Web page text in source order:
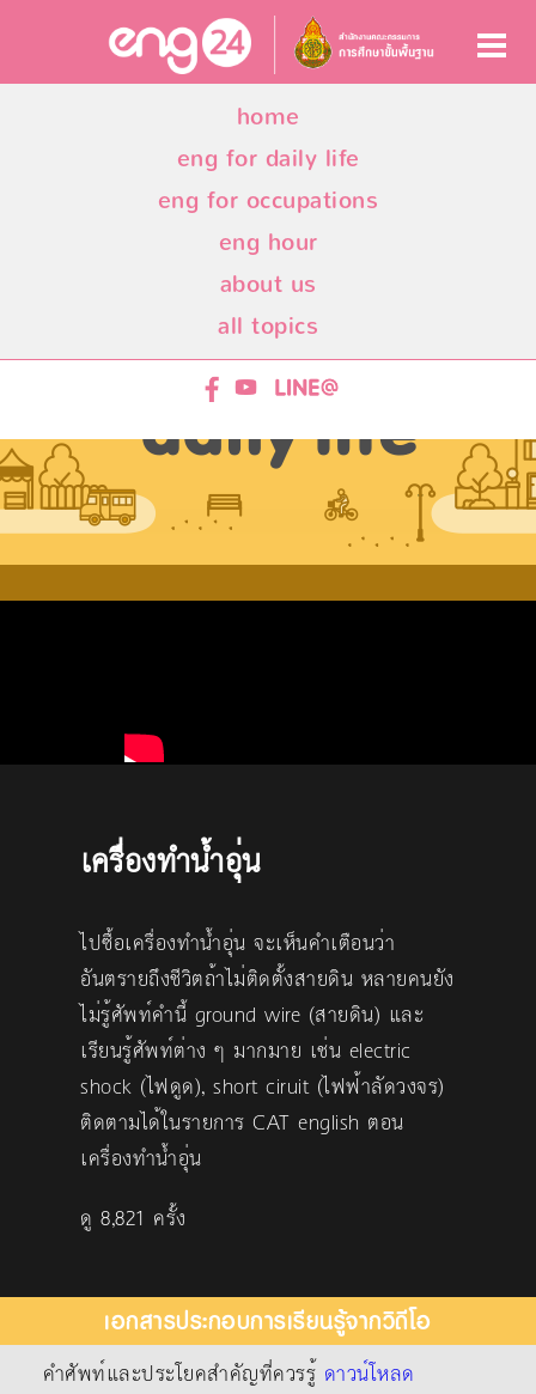
home
eng for daily life
eng for occupations
eng hour
about us
all topics
เครื่องทำน้ำอุ่น
ไปซื้อเครื่องทำน้ำอุ่น จะเห็นคำเตือนว่า
อันตรายถึงชีวิตถ้าไม่ติดตั้งสายดิน หลายคนยัง
ไม่รู้ศัพท์คำนี้ ground wire (สายดิน) และ
เรียนรู้ศัพท์ต่าง ๆ มากมาย เช่น electric
shock (ไฟดูด), short ciruit (ไฟฟ้าลัดวงจร)
ติดตามได้ในรายการ CAT english ตอน
เครื่องทำน้ำอุ่น
ดู 8,821 ครั้ง
เอกสารประกอบการเรียนรู้จากวิดีโอ
คำศัพท์และประโยคสำคัญที่ควรรู้ ดาวน์โหลด